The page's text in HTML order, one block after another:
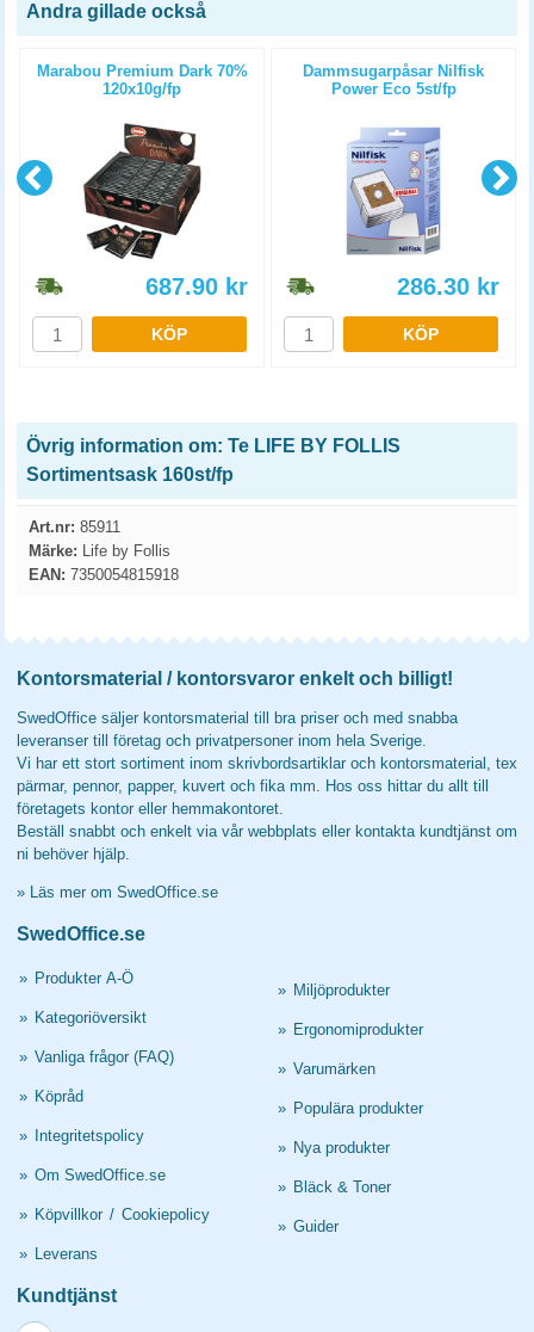
Andra gillade också
Marabou Premium Dark 70%
120x10g/fp
687.90 kr
KÖP
Dammsugarpåsar Nilfisk
Power Eco 5st/fp
286.30 kr
KÖP
Övrig information om: Te LIFE BY FOLLIS
Sortimentsask 160st/fp
Art.nr: 85911
Märke: Life by Follis
EAN: 7350054815918
Kontorsmaterial / kontorsvaror enkelt och billigt!
SwedOffice säljer kontorsmaterial till bra priser och med snabba
leveranser till företag och privatpersoner inom hela Sverige.
Vi har ett stort sortiment inom skrivbordsartiklar och kontorsmaterial, tex
pärmar, pennor, papper, kuvert och fika mm. Hos oss hittar du allt till
företagets kontor eller hemmakontoret.
Beställ snabbt och enkelt via vår webbplats eller kontakta kundtjänst om
ni behöver hjälp.
» Läs mer om SwedOffice.se
SwedOffice.se
» Produkter A-Ö
» Kategoriöversikt
» Vanliga frågor (FAQ)
» Köpråd
» Integritetspolicy
» Om SwedOffice.se
» Köpvillkor / Cookiepolicy
» Leverans
» Miljöprodukter
» Ergonomiprodukter
» Varumärken
» Populära produkter
» Nya produkter
» Bläck & Toner
» Guider
Kundtjänst